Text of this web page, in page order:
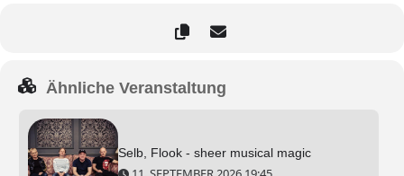
Ähnliche Veranstaltung
Selb, Flook - sheer musical magic